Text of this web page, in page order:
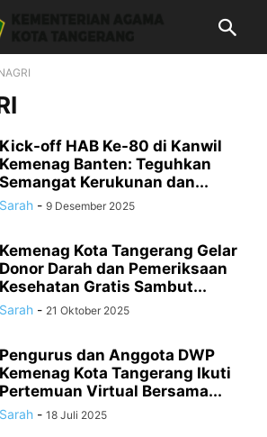
Kick-off HAB Ke-80 di Kanwil
Kemenag Banten: Teguhkan
Semangat Kerukunan dan...
Sarah - 9 Desember 2025
Kemenag Kota Tangerang Gelar
Donor Darah dan Pemeriksaan
Kesehatan Gratis Sambut...
Sarah - 21 Oktober 2025
Pengurus dan Anggota DWP
Kemenag Kota Tangerang Ikuti
Pertemuan Virtual Bersama...
Sarah - 18 Juli 2025